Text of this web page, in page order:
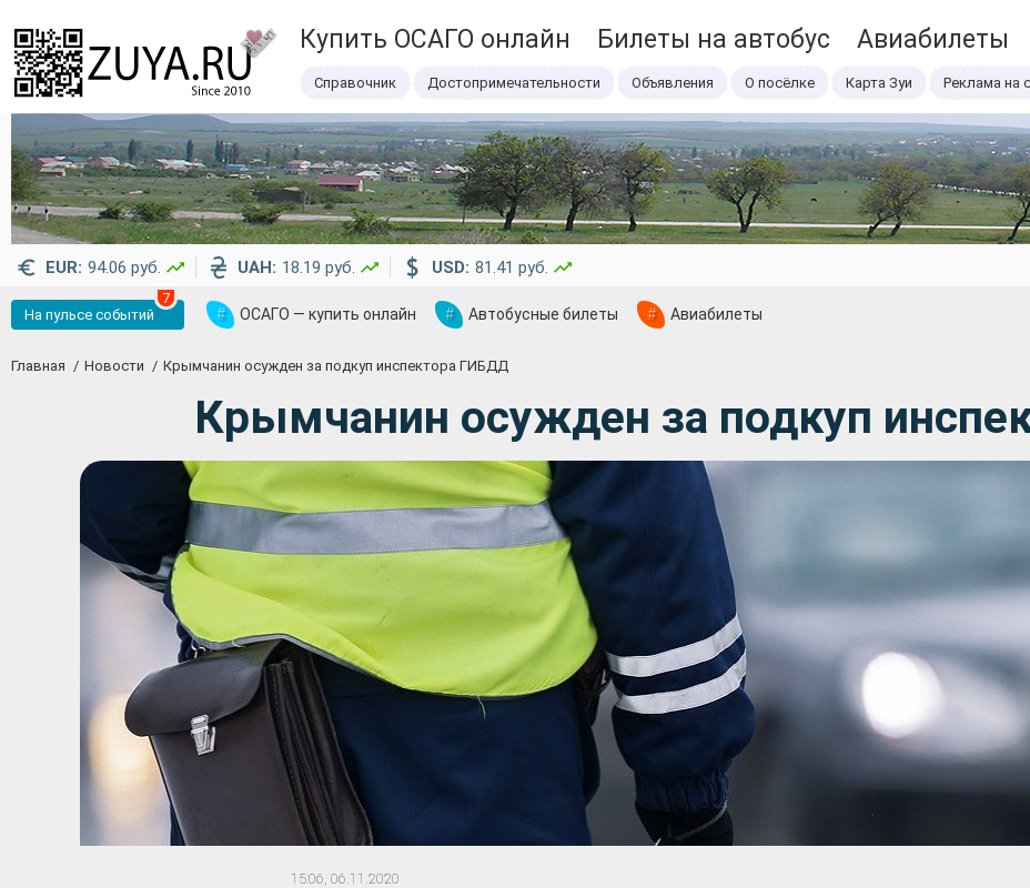
Купить ОСАГО онлайн Билеты на автобус Авиабилеты
Справочник Достопримечательности Объявления О посёлке Карта Зуи Реклама на
EUR: 94.06 руб. UAH: 18.19 руб. USD: 81.41 руб.
На пульсе событий
7
# ОСАГО — купить онлайн # Автобусные билеты # Авиабилеты
Главная Новости Крымчанин осужден за подкуп инспектора ГИБДД
Крымчанин осужден за подкуп
15:06, 06.11.2020